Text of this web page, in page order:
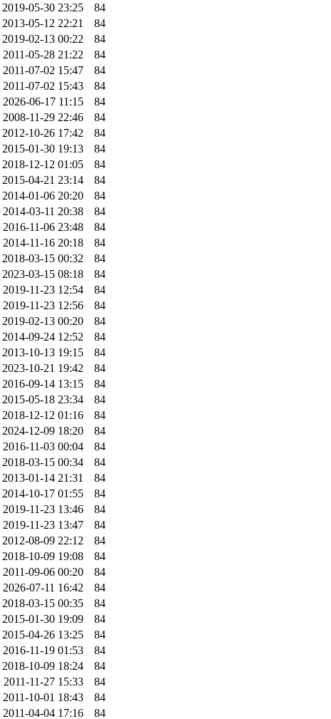
2019-05-30 23:25
84
2013-05-12 22:21
84
2019-02-13 00:22
84
2011-05-28 21:22
84
2011-07-02 15:47
84
2011-07-02 15:43
84
2026-06-17 11:15
84
2008-11-29 22:46
84
2012-10-26 17:42
84
2015-01-30 19:13
84
2018-12-12 01:05
84
2015-04-21 23:14
84
2014-01-06 20:20
84
2014-03-11 20:38
84
2016-11-06 23:48
84
2014-11-16 20:18
84
2018-03-15 00:32
84
2023-03-15 08:18
84
2019-11-23 12:54
84
2019-11-23 12:56
84
2019-02-13 00:20
84
2014-09-24 12:52
84
2013-10-13 19:15
84
2023-10-21 19:42
84
2016-09-14 13:15
84
2015-05-18 23:34
84
2018-12-12 01:16
84
2024-12-09 18:20
84
2016-11-03 00:04
84
2018-03-15 00:34
84
2013-01-14 21:31
84
2014-10-17 01:55
84
2019-11-23 13:46
84
2019-11-23 13:47
84
2012-08-09 22:12
84
2018-10-09 19:08
84
2011-09-06 00:20
84
2026-07-11 16:42
84
2018-03-15 00:35
84
2015-01-30 19:09
84
2015-04-26 13:25
84
2016-11-19 01:53
84
2018-10-09 18:24
84
2011-11-27 15:33
84
2011-10-01 18:43
84
2011-04-04 17:16 84